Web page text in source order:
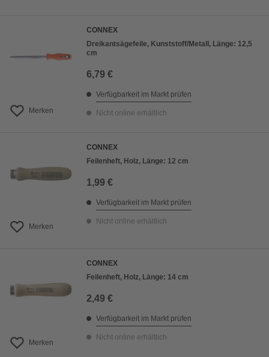
Merken
CONNEX
Dreikantsägefeile, Kunststoff/Metall, Länge: 12,5
cm
6,79 €
Verfügbarkeit im Markt prüfen
Nicht online erhältlich
Merken
CONNEX
Feilenheft, Holz, Länge: 12 cm
1,99 €
Verfügbarkeit im Markt prüfen
Nicht online erhältlich
Merken
CONNEX
Feilenheft, Holz, Länge: 14 cm
2,49 €
Verfügbarkeit im Markt prüfen
Nicht online erhältlich